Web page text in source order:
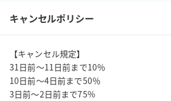
キャンセルポリシー
【キャンセル規定】
31日前〜11日前まで10％
10日前〜4日前まで50％
3日前〜2日前まで75%